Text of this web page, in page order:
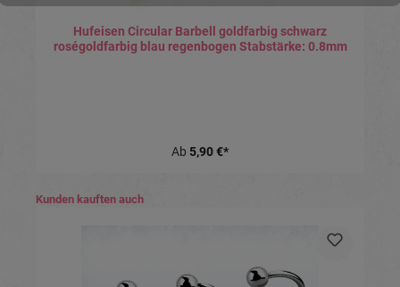
Hufeisen Circular Barbell goldfarbig schwarz
roségoldfarbig blau regenbogen Stabstärke: 0.8mm
Ab 5,90 €*
Produktgalerie überspringen
Kunden kauften auch